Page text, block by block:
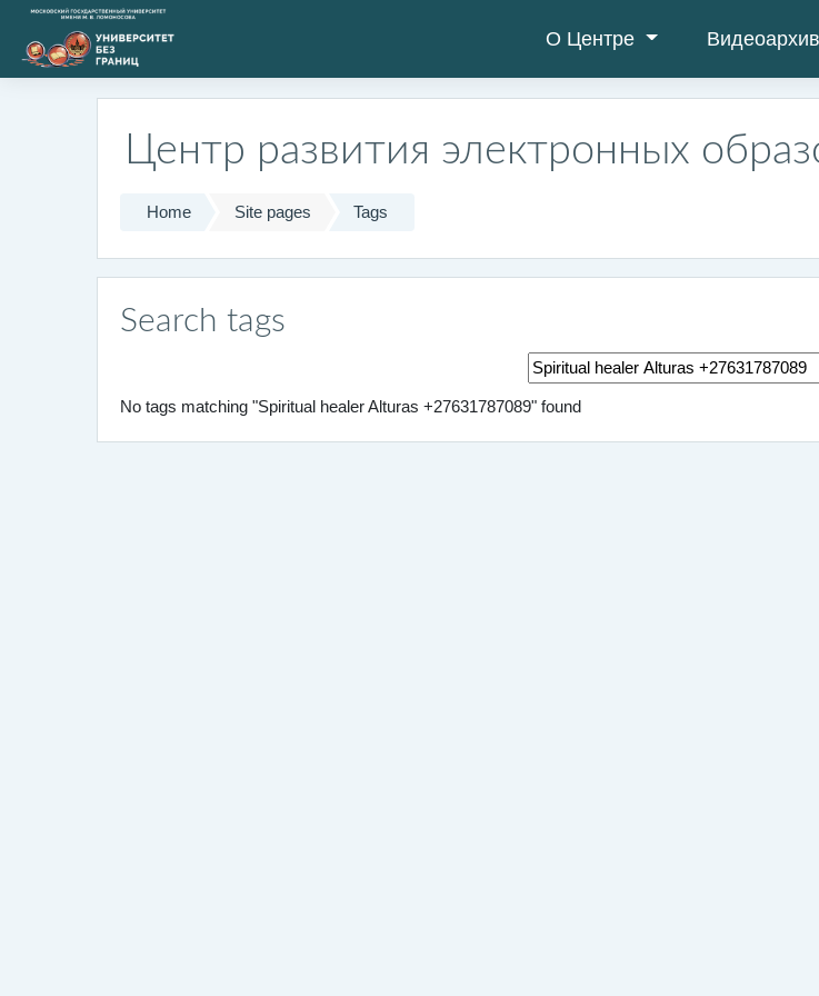
О Центре
Skip to main content
Центр развития электронных
Home Site pages Tags
Search tags
Search tags
No tags matching "Spiritual healer Alturas +27631787089" found